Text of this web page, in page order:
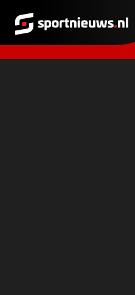
Sportnieuws.nl